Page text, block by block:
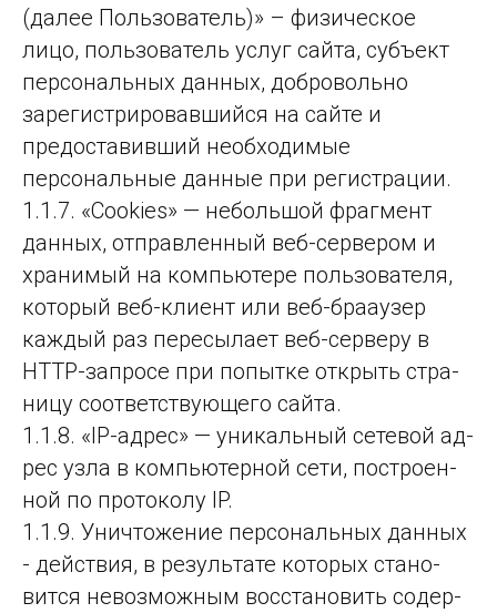
(да­лее Поль­зо­ва­тель)» – физическое
лицо, пользователь услуг сайта, субъект
персональных данных, добровольно
зарегистрировавшийся на сайте и
предоставивший необходимые
персональные данные при регистрации.
1.1.7. «Cookies» — неболь­шой фраг­мент
дан­ных, от­прав­лен­ный веб-сер­ве­ром и
хра­ни­мый на компь­юте­ре поль­зо­ва­те­ля,
ко­то­рый веб-кли­ент или веб-бра­а­узер
каж­дый раз пе­ре­сы­ла­ет веб-сер­ве­ру в
HTTP-зап­ро­се при по­пыт­ке от­крыть стра­
ни­цу со­от­ветс­тву­юще­го сай­та.
1.1.8. «IP-адрес» — уни­каль­ный се­те­вой ад­
рес уз­ла в компь­ютер­ной се­ти, пос­тро­ен­
ной по про­то­ко­лу IP.
1.1.9. Уничто­же­ние пер­со­наль­ных дан­ных
- дей­ствия, в ре­зуль­та­те ко­то­рых ста­но­
вит­ся не­воз­мож­ным вос­ста­но­вить со­дер­